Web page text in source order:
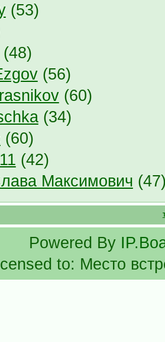
(53)
(48)
(56)
(60)
(34)
(60)
(42)
Максимович
Powered By
to: Место